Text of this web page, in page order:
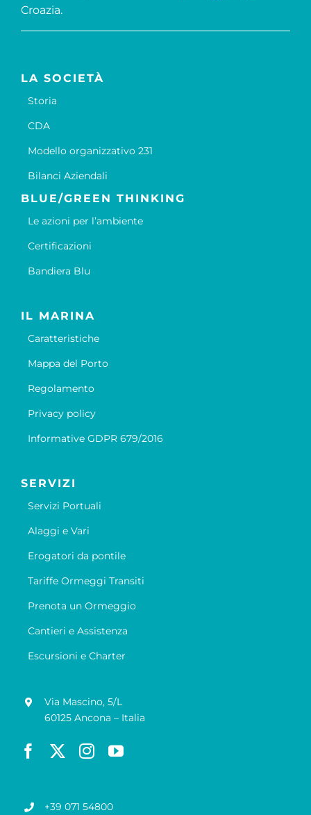
Croazia.
LA SOCIETÀ
Storia
CDA
Modello organizzativo 231
Bilanci Aziendali
BLUE/GREEN THINKING
Le azioni per l’ambiente
Certificazioni
Bandiera Blu
IL MARINA
Caratteristiche
Mappa del Porto
Regolamento
Privacy policy
Informative GDPR 679/2016
SERVIZI
Servizi Portuali
Alaggi e Vari
Erogatori da pontile
Tariffe Ormeggi Transiti
Prenota un Ormeggio
Cantieri e Assistenza
Escursioni e Charter
Via Mascino, 5/L
60125 Ancona – Italia
+39 071 54800